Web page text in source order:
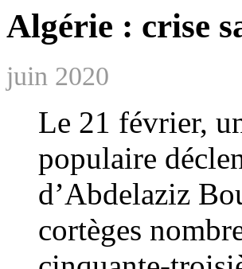
Algérie : crise
juin 2020
Le 21 février,
populaire
d’Abdelaziz
cortèges